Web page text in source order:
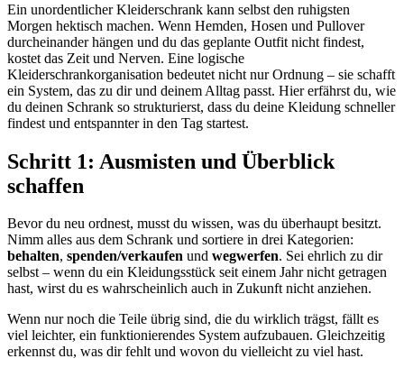
Ein unordentlicher Kleiderschrank kann selbst den ruhigsten
Morgen hektisch machen. Wenn Hemden, Hosen und Pullover
durcheinander hängen und du das geplante Outfit nicht findest,
kostet das Zeit und Nerven. Eine logische
Kleiderschrankorganisation bedeutet nicht nur Ordnung – sie schafft
ein System, das zu dir und deinem Alltag passt. Hier erfährst du, wie
du deinen Schrank so strukturierst, dass du deine Kleidung schneller
findest und entspannter in den Tag startest.
Schritt 1: Ausmisten und Überblick
schaffen
Bevor du neu ordnest, musst du wissen, was du überhaupt besitzt.
Nimm alles aus dem Schrank und sortiere in drei Kategorien:
behalten, spenden/verkaufen und wegwerfen. Sei ehrlich zu dir
selbst – wenn du ein Kleidungsstück seit einem Jahr nicht getragen
hast, wirst du es wahrscheinlich auch in Zukunft nicht anziehen.
Wenn nur noch die Teile übrig sind, die du wirklich trägst, fällt es
viel leichter, ein funktionierendes System aufzubauen. Gleichzeitig
erkennst du, was dir fehlt und wovon du vielleicht zu viel hast.